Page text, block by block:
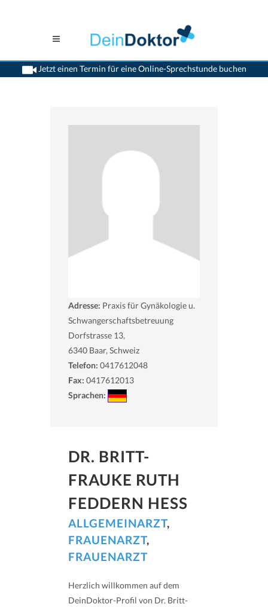
Jetzt einen Termin für eine Online-Sprechstunde buchen
>Allgemeinaerzte>Baar>Dr. Britt-Frauke Ruth Feddern Hess
Adresse: Praxis für Gynäkologie u.
Schwangerschaftsbetreuung
Dorfstrasse 13,
6340 Baar, Schweiz
Telefon: 0417612048
Fax: 0417612013
Sprachen:
DR. BRITT-
FRAUKE RUTH
FEDDERN HESS
ALLGEMEINARZT,
FRAUENARZT,
FRAUENARZT
Herzlich willkommen auf dem
DeinDoktor-Profil von Dr. Britt-